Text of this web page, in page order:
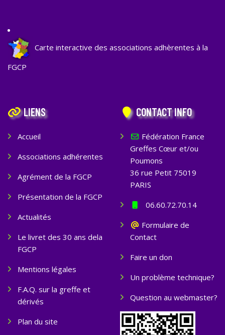
Carte interactive des associations adhèrentes à la
FGCP
LIENS
Accueil
Associations adhérentes
Agrément de la FGCP
Présentation de la FGCP
Actualités
Le livret des 30 ans dela
FGCP
Mentions légales
F.A.Q. sur la greffe et
dérivés
Plan du site
CONTACT INFO
Fédération France
Greffes Cœur et/ou
Poumons
36 rue Petit 75019
PARIS
06.60.72.70.14
Formulaire de
Contact
Faire un don
Un problème technique?
Question au webmaster?